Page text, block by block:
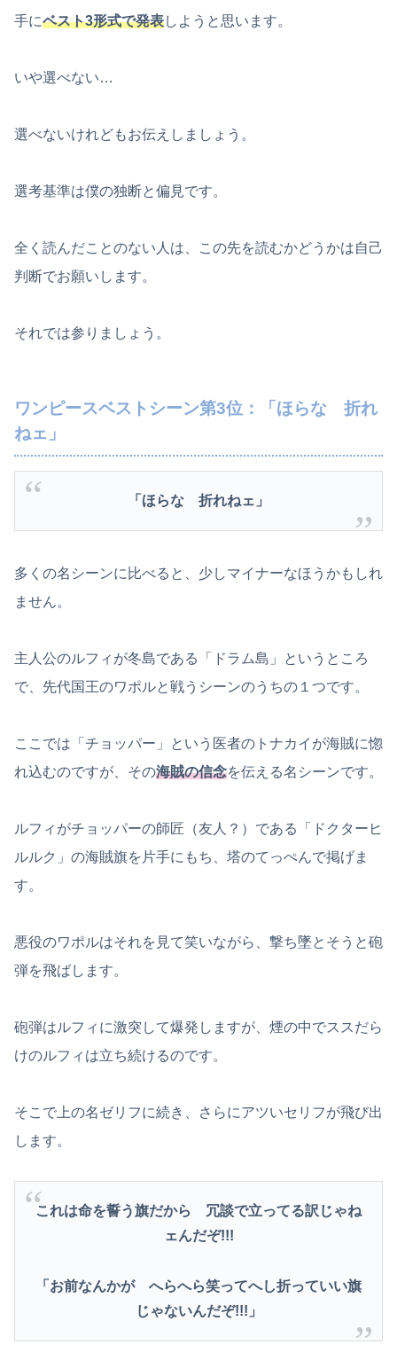
手にベスト3形式で発表しようと思います。
いや選べない…
選べないけれどもお伝えしましょう。
選考基準は僕の独断と偏見です。
全く読んだことのない人は、この先を読むかどうかは自己
判断でお願いします。
それでは参りましょう。
ワンピースベストシーン第3位：「ほらな 折れ
ねェ」
「ほらな 折れねェ」
多くの名シーンに比べると、少しマイナーなほうかもしれ
ません。
主人公のルフィが冬島である「ドラム島」というところ
で、先代国王のワポルと戦うシーンのうちの１つです。
ここでは「チョッパー」という医者のトナカイが海賊に惚
れ込むのですが、その海賊の信念を伝える名シーンです。
ルフィがチョッパーの師匠（友人？）である「ドクターヒ
ルルク」の海賊旗を片手にもち、塔のてっぺんで掲げま
す。
悪役のワポルはそれを見て笑いながら、撃ち墜とそうと砲
弾を飛ばします。
砲弾はルフィに激突して爆発しますが、煙の中でススだら
けのルフィは立ち続けるのです。
そこで上の名ゼリフに続き、さらにアツいセリフが飛び出
します。
これは命を誓う旗だから 冗談で立ってる訳じゃね
ェんだぞ!!!
「お前なんかが へらへら笑ってへし折っていい旗
じゃないんだぞ!!!」